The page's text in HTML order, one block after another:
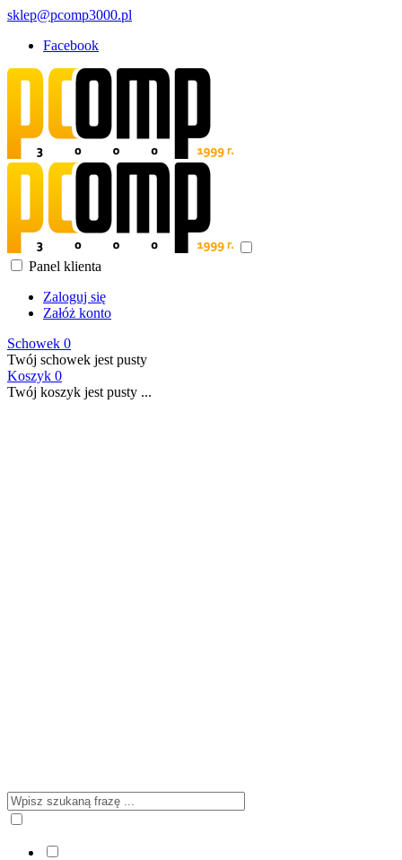
sklep@pcomp3000.pl
Facebook
Panel klienta
Zaloguj się
Załóż konto
Schowek 0
Twój schowek jest pusty
Koszyk 0
Twój koszyk jest pusty ...